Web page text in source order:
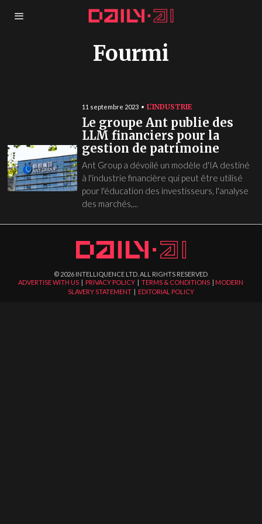
Fourmi
11 septembre 2023 L'INDUSTRIE
Le groupe Ant publie des
LLM financiers pour la
gestion de patrimoine
Ant Group a dévoilé un modèle d'IA destiné
à l'industrie financière qui peut être utilisé
pour l'éducation des investisseurs, l'analyse
des marchés,...
© 2026 INTELLIQUENCE LTD. ALL RIGHTS RESERVED
ADVERTISE WITH US | PRIVACY POLICY |TERMS & CONDITIONS | MODERN
SLAVERY STATEMENT| EDITORIAL POLICY